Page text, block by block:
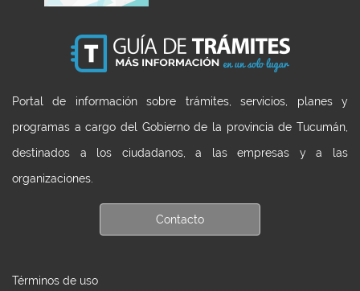
Portal de información sobre trámites, servicios, planes y
programas a cargo del Gobierno de la provincia de Tucumán,
destinados a los ciudadanos, a las empresas y a las
organizaciones.
Contacto
Términos de uso